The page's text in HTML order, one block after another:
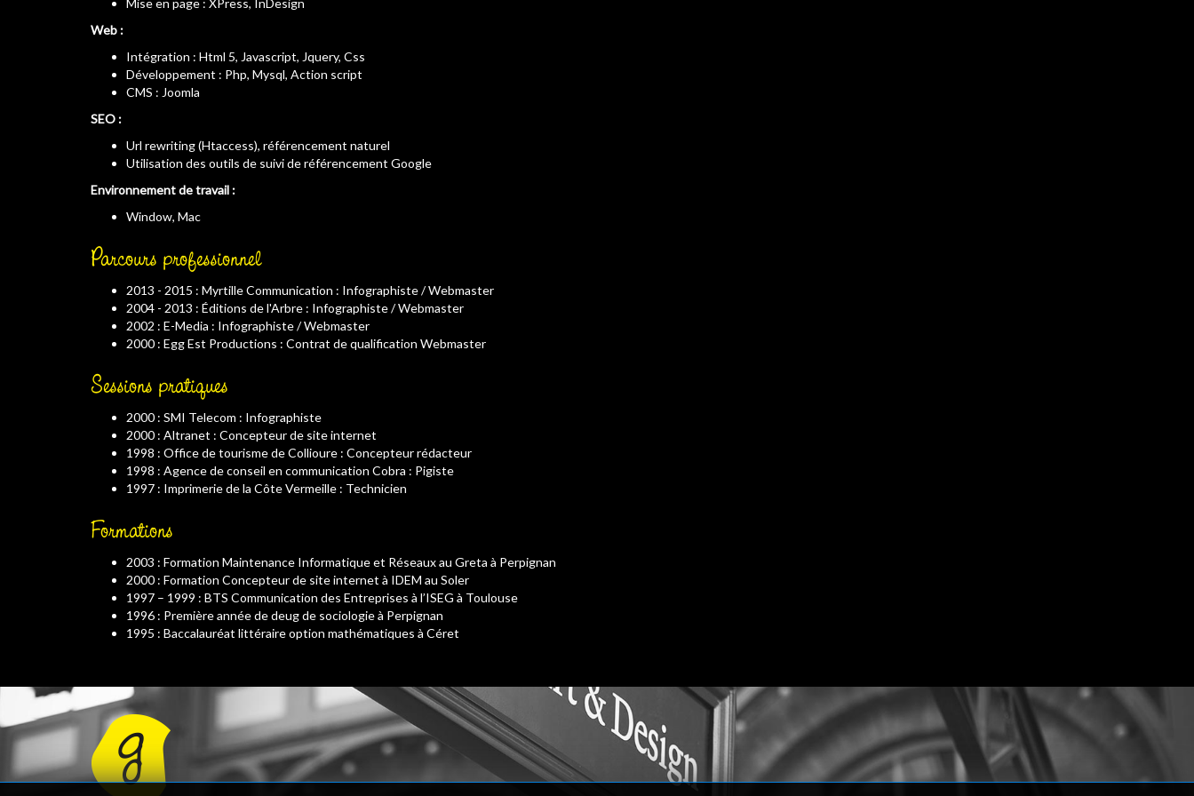
Mise en page : XPress, InDesign
Web :
Intégration : Html 5, Javascript, Jquery, Css
Développement : Php, Mysql, Action script
CMS : Joomla
SEO :
Url rewriting (Htaccess), référencement naturel
Utilisation des outils de suivi de référencement Google
Environnement de travail :
Window, Mac
Parcours professionnel
2013 - 2015 : Myrtille Communication : Infographiste / Webmaster
2004 - 2013 : Éditions de l'Arbre : Infographiste / Webmaster
2002 : E-Media : Infographiste / Webmaster
2000 : Egg Est Productions : Contrat de qualification Webmaster
Sessions pratiques
2000 : SMI Telecom : Infographiste
2000 : Altranet : Concepteur de site internet
1998 : Office de tourisme de Collioure : Concepteur rédacteur
1998 : Agence de conseil en communication Cobra : Pigiste
1997 : Imprimerie de la Côte Vermeille : Technicien
Formations
2003 : Formation Maintenance Informatique et Réseaux au Greta à Perpignan
2000 : Formation Concepteur de site internet à IDEM au Soler
1997 – 1999 : BTS Communication des Entreprises à l’ISEG à Toulouse
1996 : Première année de deug de sociologie à Perpignan
1995 : Baccalauréat littéraire option mathématiques à Céret